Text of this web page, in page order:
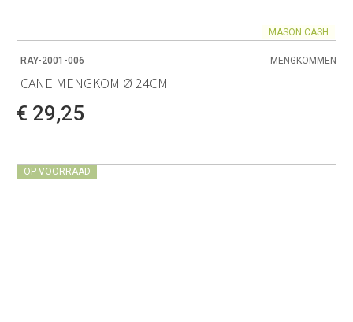
MASON CASH
RAY-2001-006 MENGKOMMEN
CANE MENGKOM Ø 24CM
€ 29,25
OP VOORRAAD